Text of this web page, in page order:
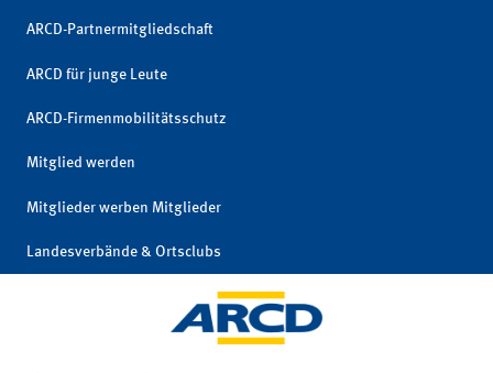
ARCD-Partnermitgliedschaft
ARCD für junge Leute
ARCD-Firmenmobilitätsschutz
Mitglied werden
Mitglieder werben Mitglieder
Landesverbände & Ortsclubs